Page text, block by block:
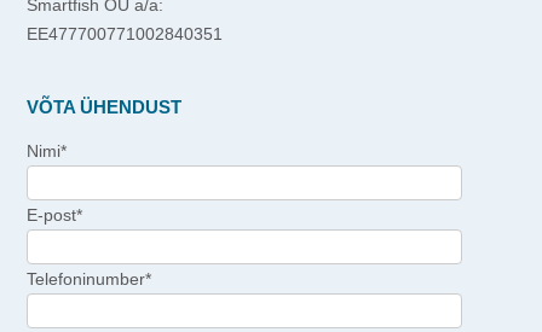
Smartfish OÜ a/a:
EE477700771002840351
VÕTA ÜHENDUST
Nimi*
E-post*
Telefoninumber*